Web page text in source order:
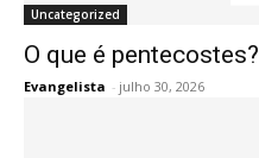
Uncategorized
O que é pentecostes?
Evangelista - julho 30, 2026